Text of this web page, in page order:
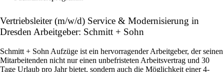
Vertriebsleiter (m/w/d) Service & Modernisierung in
Dresden Arbeitgeber: Schmitt + Sohn
Schmitt + Sohn Aufzüge ist ein hervorragender Arbeitgeber, der seinen
Mitarbeitenden nicht nur einen unbefristeten Arbeitsvertrag und 30
Tage Urlaub pro Jahr bietet, sondern auch die Möglichkeit einer 4-